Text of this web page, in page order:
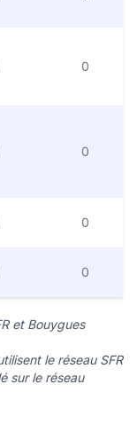
0
0
0
0
et Bouygues
le réseau SFR
sur le réseau